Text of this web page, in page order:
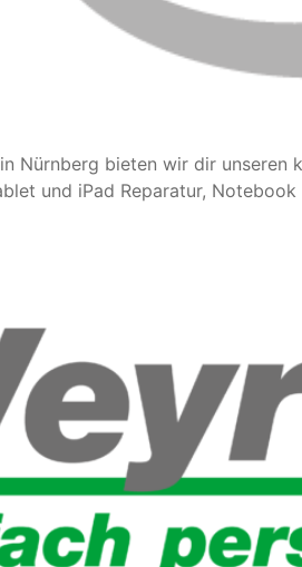
Nürnberg bieten wir dir
und iPad Reparatur,